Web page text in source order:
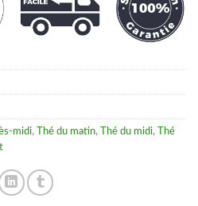
midi, Thé du matin, Thé du midi,
Thé